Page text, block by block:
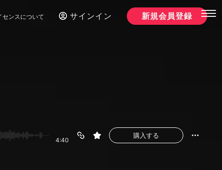
センスについて サインイン 新規会員登録
4:40
購入する